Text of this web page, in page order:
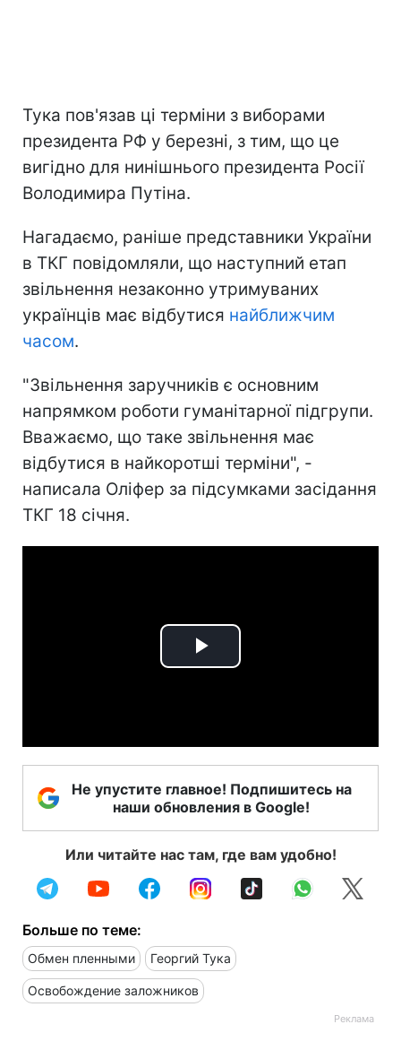
Тука пов'язав ці терміни з виборами
президента РФ у березні, з тим, що це
вигідно для нинішнього президента Росії
Володимира Путіна.
Нагадаємо, раніше представники України
в ТКГ повідомляли, що наступний етап
звільнення незаконно утримуваних
українців має відбутися найближчим
часом.
"Звільнення заручників є основним
напрямком роботи гуманітарної підгрупи.
Вважаємо, що таке звільнення має
відбутися в найкоротші терміни", -
написала Оліфер за підсумками засідання
ТКГ 18 січня.
Play
Не упустите главное! Подпишитесь на
наши обновления в Google!
Или читайте нас там, где вам удобно!
Больше по теме:
Обмен пленными Георгий Тука
Освобождение заложников